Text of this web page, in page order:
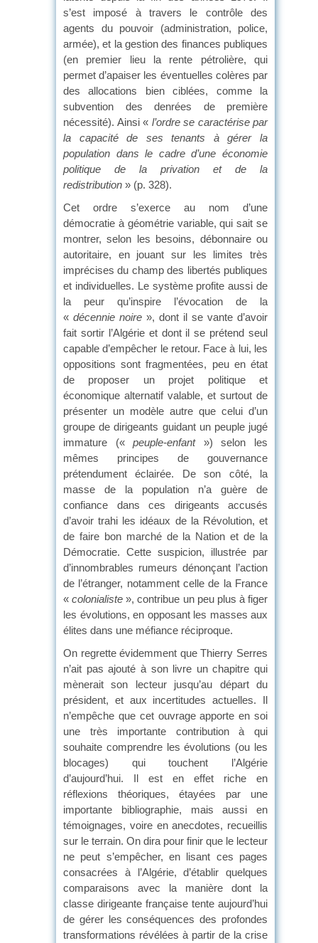
s’est imposé à travers le contrôle des
agents du pouvoir (administration, police,
armée), et la gestion des finances publiques
(en premier lieu la rente pétrolière, qui
permet d’apaiser les éventuelles colères par
des allocations bien ciblées, comme la
subvention des denrées de première
nécessité). Ainsi « l’ordre se caractérise par
la capacité de ses tenants à gérer la
population dans le cadre d’une économie
politique de la privation et de la
redistribution » (p. 328).
Cet ordre s’exerce au nom d’une
démocratie à géométrie variable, qui sait se
montrer, selon les besoins, débonnaire ou
autoritaire, en jouant sur les limites très
imprécises du champ des libertés publiques
et individuelles. Le système profite aussi de
la peur qu’inspire l’évocation de la
« décennie noire », dont il se vante d’avoir
fait sortir l’Algérie et dont il se prétend seul
capable d’empêcher le retour. Face à lui, les
oppositions sont fragmentées, peu en état
de proposer un projet politique et
économique alternatif valable, et surtout de
présenter un modèle autre que celui d’un
groupe de dirigeants guidant un peuple jugé
immature («peuple-enfant») selon les
mêmes principes de gouvernance
prétendument éclairée. De son côté, la
masse de la population n’a guère de
confiance dans ces dirigeants accusés
d’avoir trahi les idéaux de la Révolution, et
de faire bon marché de la Nation et de la
Démocratie. Cette suspicion, illustrée par
d’innombrables rumeurs dénonçant l’action
de l’étranger, notamment celle de la France
«colonialiste », contribue un peu plus à figer
les évolutions, en opposant les masses aux
élites dans une méfiance réciproque.
On regrette évidemment que Thierry Serres
n’ait pas ajouté à son livre un chapitre qui
mènerait son lecteur jusqu’au départ du
président, et aux incertitudes actuelles. Il
n’empêche que cet ouvrage apporte en soi
une très importante contribution à qui
souhaite comprendre les évolutions (ou les
blocages) qui touchent l’Algérie
d’aujourd’hui. Il est en effet riche en
réflexions théoriques, étayées par une
importante bibliographie, mais aussi en
témoignages, voire en anecdotes, recueillis
sur le terrain. On dira pour finir que le lecteur
ne peut s’empêcher, en lisant ces pages
consacrées à l’Algérie, d’établir quelques
comparaisons avec la manière dont la
classe dirigeante française tente aujourd’hui
de gérer les conséquences des profondes
transformations révélées à partir de la crise